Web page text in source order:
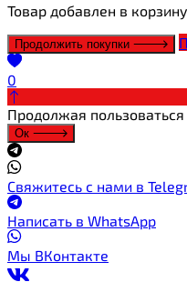
Товар добавлен в корзину
Продолжить покупки
0
Продолжая
Ок
Свяжитесь с нами в
Написать в WhatsApp
Мы ВКонтакте